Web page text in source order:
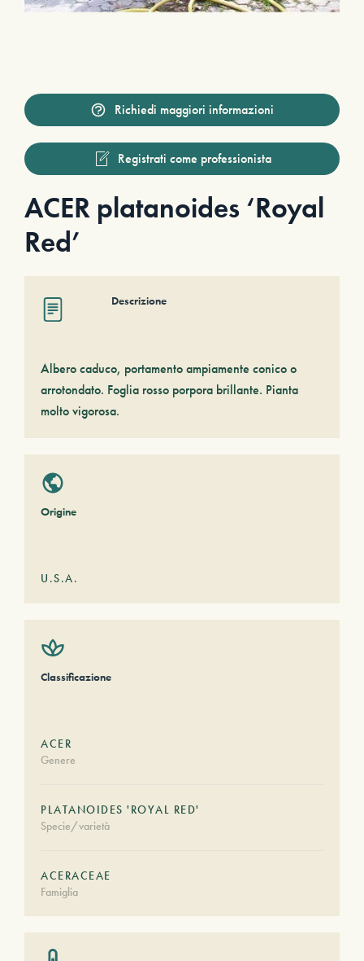
Richiedi maggiori informazioni
Registrati come professionista
ACER platanoides ‘Royal
Red’
Descrizione
Albero caduco, portamento ampiamente conico o
arrotondato. Foglia rosso porpora brillante. Pianta
molto vigorosa.
Origine
U.S.A.
Classificazione
ACER
Genere
PLATANOIDES 'ROYAL RED'
Specie/varietà
ACERACEAE
Famiglia